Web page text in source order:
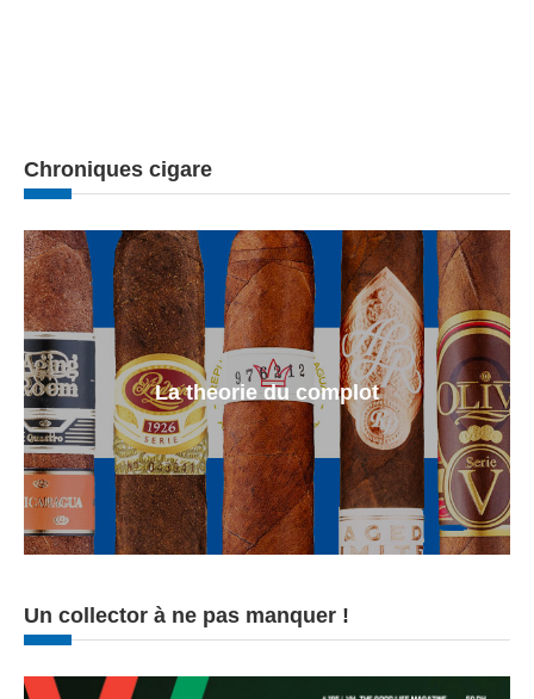
Chroniques cigare
La theorie du complot
Un collector à ne pas manquer !